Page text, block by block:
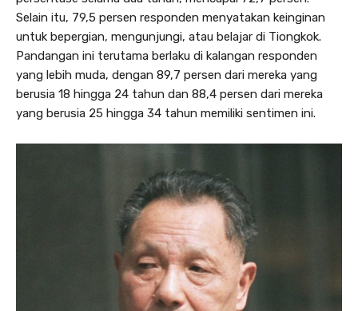
Selain itu, 79,5 persen responden menyatakan keinginan
untuk bepergian, mengunjungi, atau belajar di Tiongkok.
Pandangan ini terutama berlaku di kalangan responden
yang lebih muda, dengan 89,7 persen dari mereka yang
berusia 18 hingga 24 tahun dan 88,4 persen dari mereka
yang berusia 25 hingga 34 tahun memiliki sentimen ini.